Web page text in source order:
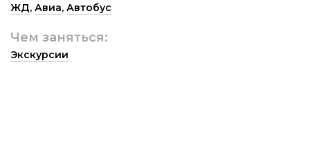
ЖД, Авиа, Автобус
Чем заняться:
Экскурсии